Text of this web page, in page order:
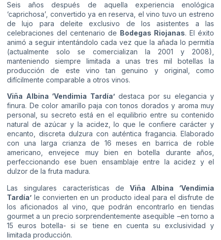
Seis años después de aquella experiencia enológica
‘caprichosa’, convertido ya en reserva, el vino tuvo un estreno
de lujo para deleite exclusivo de los asistentes a las
celebraciones del centenario de Bodegas Riojanas. El éxito
animó a seguir intentándolo cada vez que la añada lo permitía
(actualmente solo se comercializan la 2001 y 2008),
manteniendo siempre limitada a unas tres mil botellas la
producción de este vino tan genuino y original, como
difícilmente comparable a otros vinos.
Viña Albina ‘Vendimia Tardía’destaca por su elegancia y
finura. De color amarillo paja con tonos dorados y aroma muy
personal, su secreto está en el equilibrio entre su contenido
natural de azúcar y la acidez, lo que le confiere carácter y
encanto, discreta dulzura con auténtica fragancia. Elaborado
con una larga crianza de 16 meses en barrica de roble
americano, envejece muy bien en botella durante años,
perfeccionando ese buen ensamblaje entre la acidez y el
dulzor de la fruta madura.
Las singulares características deViña Albina ‘Vendimia
Tardía’ le convierten en un producto ideal para el disfrute de
los aficionados al vino, que podrán encontrarlo en tiendas
gourmet a un precio sorprendentemente asequible –en torno a
15 euros botella- si se tiene en cuenta su exclusividad y
limitada producción.